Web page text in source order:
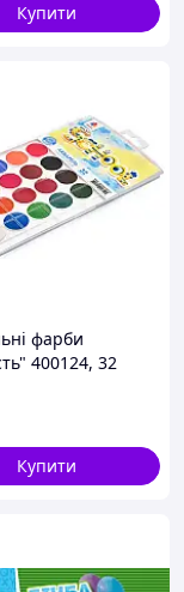
Купити
фарби
400124, 32
Купити